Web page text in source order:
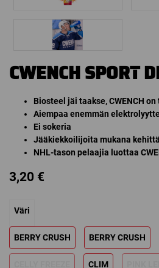
CWENCH SPORT
Biosteel jäi taakse, CWENCH on
Aiempaa enemmän
Ei sokeria
Jääkiekkoilijoita mukana
NHL-tason pelaajia luottaa
3,20 €
Väri
BERRY CRUSH BERRY CRUSH
CLIM